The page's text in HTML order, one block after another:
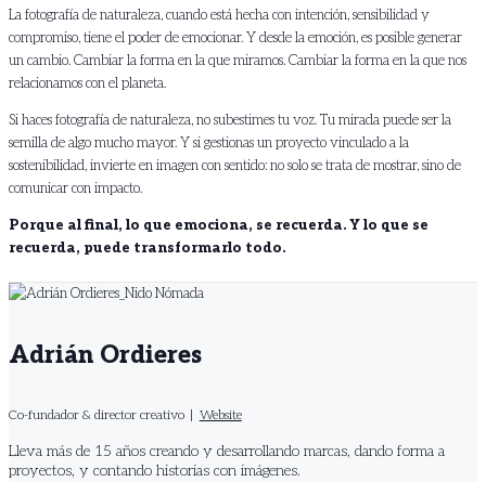
La fotografía de naturaleza, cuando está hecha con intención, sensibilidad y
compromiso, tiene el poder de emocionar. Y desde la emoción, es posible generar
un cambio. Cambiar la forma en la que miramos. Cambiar la forma en la que nos
relacionamos con el planeta.
Si haces fotografía de naturaleza, no subestimes tu voz. Tu mirada puede ser la
semilla de algo mucho mayor. Y si gestionas un proyecto vinculado a la
sostenibilidad, invierte en imagen con sentido: no solo se trata de mostrar, sino de
comunicar con impacto.
Porque al final, lo que emociona, se recuerda. Y lo que se
recuerda, puede transformarlo todo.
Adrián Ordieres
Co-fundador & director creativo Website
Lleva más de 15 años creando y desarrollando marcas, dando forma a
proyectos, y contando historias con imágenes.